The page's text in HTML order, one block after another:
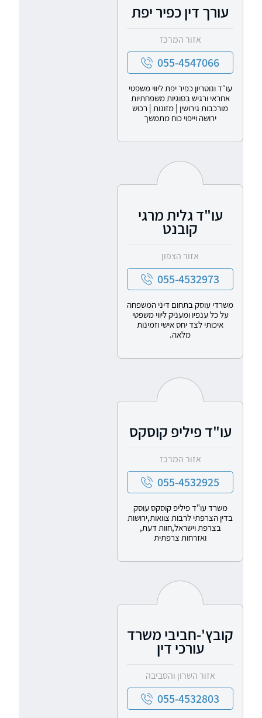
עורך דין כפיר יפת
אזור המרכז
055-4547066
עו״ד ונוטריון כפיר יפת ליווי משפטי
אחראי ורגיש בסוגיות משפחתיות
מורכבות גירושין | מזונות | רכוש
ירושה וייפוי כוח מתמשך
עו"ד גלית מרגי
קובנט
אזור הצפון
055-4532973
משרדי עוסק בתחום דיני המשפחה
על כל ענפיו ומעניק ליווי משפטי
איכותי לצד יחס אישי וזמינות
מלאה.
עו"ד פיליפ קוסקס
אזור המרכז
055-4532925
משרד עו"ד פיליפ קוסקס עוסק
בדין הצרפתי לרבות צוואות,ירושות
בצרפת וישראל,חוות דעת,
ואזרחות צרפתית
קובץ'-חביבי משרד
עורכי דין
אזור השרון והסביבה
055-4532803